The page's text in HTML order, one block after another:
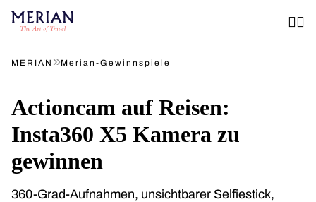
MERIAN »Merian-Gewinnspiele
Actioncam auf Reisen:
Insta360 X5 Kamera zu
gewinnen
360-Grad-Aufnahmen, unsichtbarer Selfiestick,